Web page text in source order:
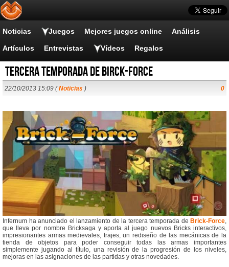
Noticias Juegos Mejores juegos online Análisis
Artículos Entrevistas Vídeos Regalos
Tercera temporada de Birck-Force
22/10/2013 15:09 (Noticias ) 0
Infernum ha anunciado el lanzamiento de la tercera temporada de Brick-Force,
que lleva por nombre Bricksaga y aporta al juego nuevos Bricks interactivos,
impresionantes armas medievales, trajes, un rediseño de las mecánicas de la
tienda de objetos para poder conseguir todas las armas importantes
simplemente jugando al título, una revisión de la progresión de los niveles,
mejoras en las asignaciones de las partidas y otras novedades.